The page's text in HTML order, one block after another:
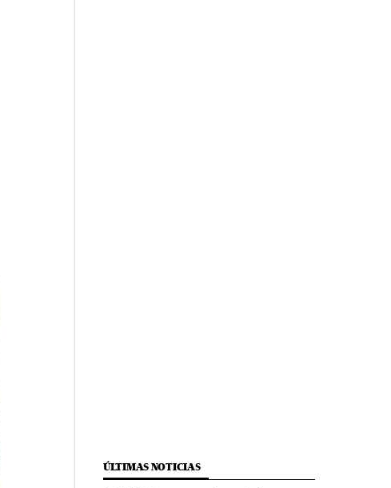
ÚLTIMAS NOTICIAS